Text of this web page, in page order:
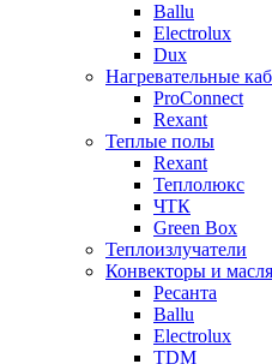
Ballu
Electrolux
Dux
Нагревательные
ProConnect
Rexant
Теплые полы
Rexant
Теплолюкс
ЧТК
Green Box
Теплоизлучатели
Конвекторы и
Ресанта
Ballu
Electrolux
TDM